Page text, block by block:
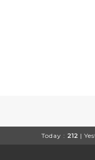
Today : 212 |